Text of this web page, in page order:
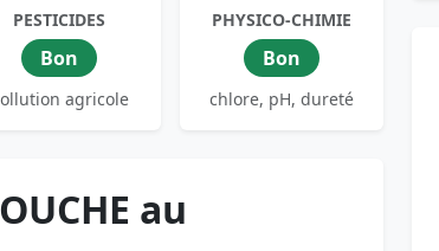
PESTICIDES
Bon
agricole
PHYSICO-CHIMIE
Bon
chlore, pH, dureté
au